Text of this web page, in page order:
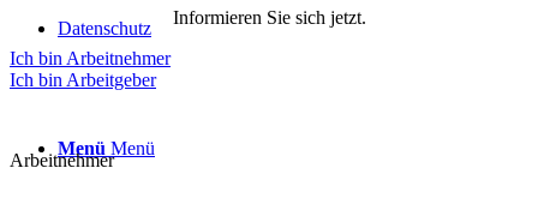
Datenschutz
Menü Menü
Informieren Sie sich jetzt.
Ich bin Arbeitnehmer
Ich bin Arbeitgeber
Arbeitnehmer